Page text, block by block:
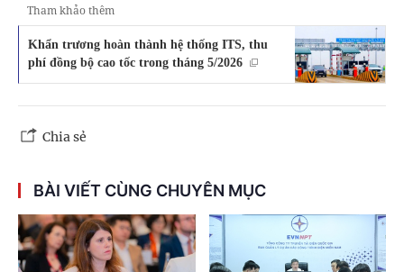
Tham khảo thêm
Khẩn trương hoàn thành hệ thống ITS, thu
phí đồng bộ cao tốc trong tháng 5/2026
Chia sẻ
BÀI VIẾT CÙNG CHUYÊN MỤC